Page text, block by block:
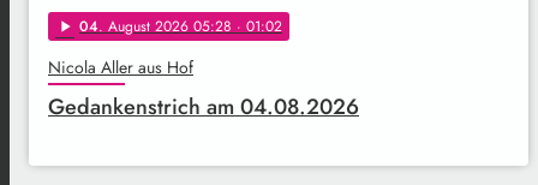
play_arrow 04. August 2026 05:28 · 01:02
Nicola Aller aus Hof
Gedankenstrich am 04.08.2026